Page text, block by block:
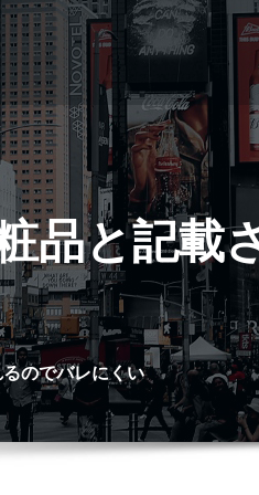
品と記載
のでバレにくい